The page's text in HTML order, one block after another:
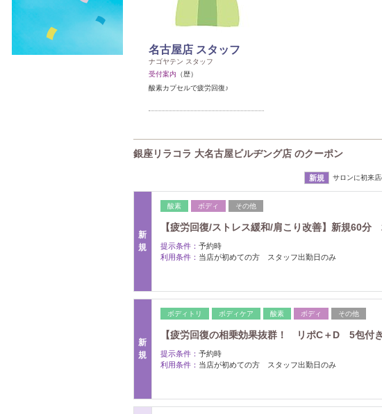
名古屋店 スタッフ
ナゴヤテン スタッフ
受付案内 （歴）
酸素カプセルで疲労回復♪
銀座リラコラ 大名古屋ビルヂング店 のクーポン
新規 サロンに初来
新
規
酸素 ボディ その他
【疲労回復/ストレス緩和/肩こり改善】新規60分
提示条件： 予約時
利用条件： 当店が初めての方 スタッフ出勤日のみ
新
規
ボディトリ ボディケア 酸素 ボディ その他
【疲労回復の相乗効果抜群！ リポC＋D 5包付
提示条件： 予約時
利用条件： 当店が初めての方 スタッフ出勤日のみ